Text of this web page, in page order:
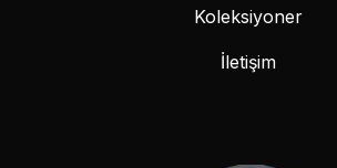
Koleksiyoner
İletişim